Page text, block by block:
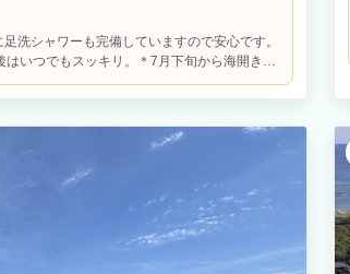
洗シャワーも完備していますので安心です。
いつでもスッキリ。＊7月下旬から海開きを
不在のため遊泳は自己責任となります。